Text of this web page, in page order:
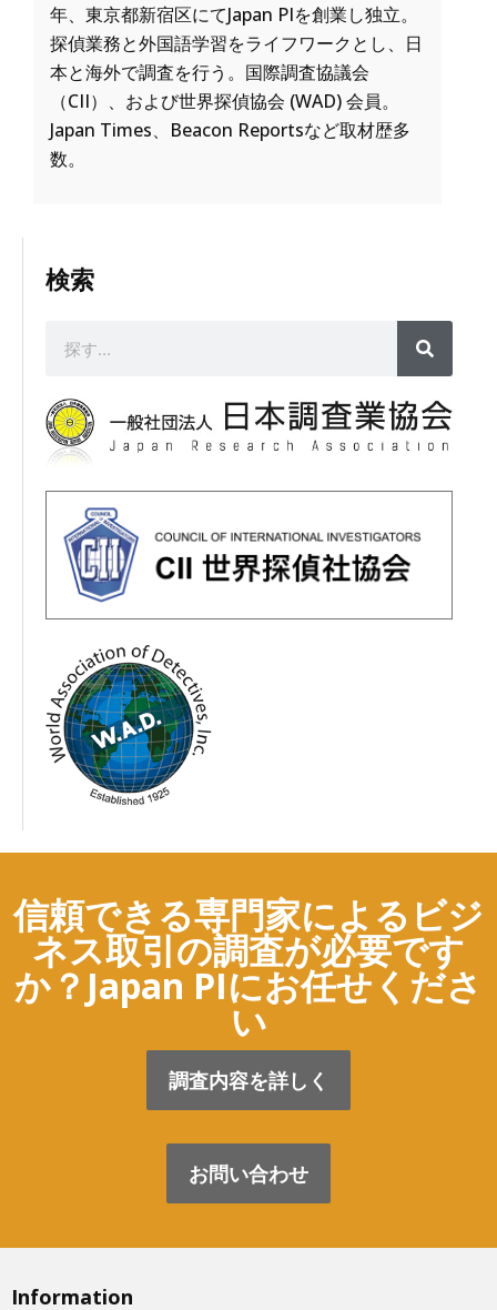
年、東京都新宿区にてJapan PIを創業し独立。
探偵業務と外国語学習をライフワークとし、日
本と海外で調査を行う。国際調査協議会
（CII）、および世界探偵協会 (WAD) 会員。
Japan Times、Beacon Reportsなど取材歴多
数。
検索
信頼できる専門家によるビジ
ネス取引の調査が必要です
か？Japan PIにお任せくださ
い
調査内容を詳しく
お問い合わせ
Information